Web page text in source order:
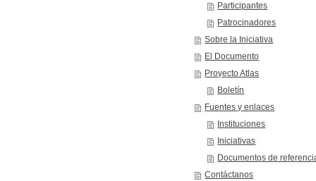
Participantes
Patrocinadores
Sobre la Iniciativa
El Documento
Proyecto Atlas
Boletín
Fuentes y enlaces
Instituciones
Iniciativas
Documentos de
Contáctanos